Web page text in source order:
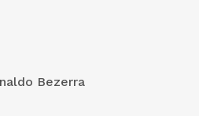
Bezerra